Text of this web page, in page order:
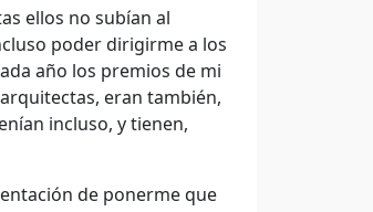
ellos no subían al
poder dirigirme a los
año los premios de mi
eran también,
incluso, y tienen,
de ponerme que